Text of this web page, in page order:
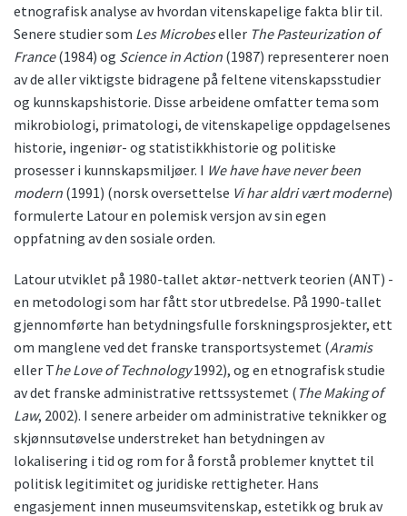
etnografisk analyse av hvordan vitenskapelige fakta blir til.
Senere studier som Les Microbeseller The Pasteurization of
France(1984) og Science in Action (1987) representerer noen
av de aller viktigste bidragene på feltene vitenskapsstudier
og kunnskapshistorie. Disse arbeidene omfatter tema som
mikrobiologi, primatologi, de vitenskapelige oppdagelsenes
historie, ingeniør- og statistikkhistorie og politiske
prosesser i kunnskapsmiljøer. I We have have never been
modern (1991) (norsk oversettelse Vi har aldri vært moderne)
formulerte Latour en polemisk versjon av sin egen
oppfatning av den sosiale orden.
Latour utviklet på 1980-tallet aktør-nettverk teorien (ANT) -
en metodologi som har fått stor utbredelse. På 1990-tallet
gjennomførte han betydningsfulle forskningsprosjekter, ett
om manglene ved det franske transportsystemet (Aramis
eller The Love of Technology1992), og en etnografisk studie
av det franske administrative rettssystemet ( The Making of
Law, 2002). I senere arbeider om administrative teknikker og
skjønnsutøvelse understreket han betydningen av
lokalisering i tid og rom for å forstå problemer knyttet til
politisk legitimitet og juridiske rettigheter. Hans
engasjement innen museumsvitenskap, estetikk og bruk av